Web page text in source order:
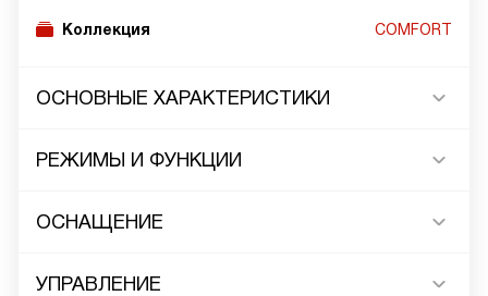
Коллекция COMFORT
ОСНОВНЫЕ ХАРАКТЕРИСТИКИ
РЕЖИМЫ И ФУНКЦИИ
ОСНАЩЕНИЕ
УПРАВЛЕНИЕ